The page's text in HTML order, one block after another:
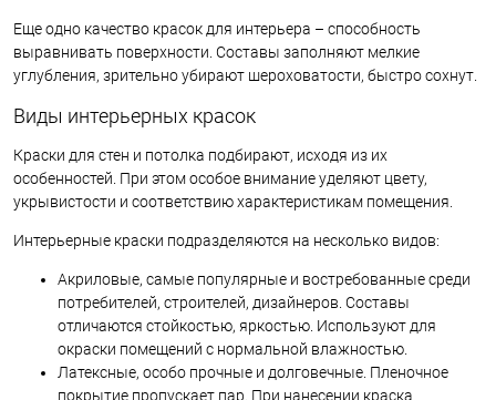
Еще одно качество красок для интерьера – способность
выравнивать поверхности. Составы заполняют мелкие
углубления, зрительно убирают шероховатости, быстро сохнут.
Виды интерьерных красок
Краски для стен и потолка подбирают, исходя из их
особенностей. При этом особое внимание уделяют цвету,
укрывистости и соответствию характеристикам помещения.
Интерьерные краски подразделяются на несколько видов:
Акриловые, самые популярные и востребованные среди
потребителей, строителей, дизайнеров. Составы
отличаются стойкостью, яркостью. Используют для
окраски помещений с нормальной влажностью.
Латексные, особо прочные и долговечные. Пленочное
покрытие пропускает пар. При нанесении краска